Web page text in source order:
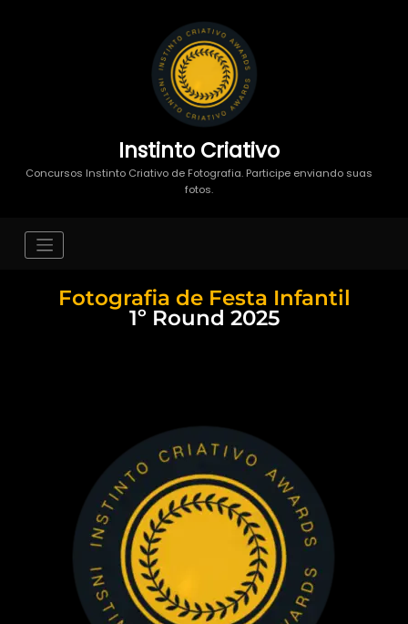
Instinto Criativo
Concursos Instinto Criativo de Fotografia. Participe enviando suas
fotos.
Fotografia de Festa Infantil
1º Round 2025